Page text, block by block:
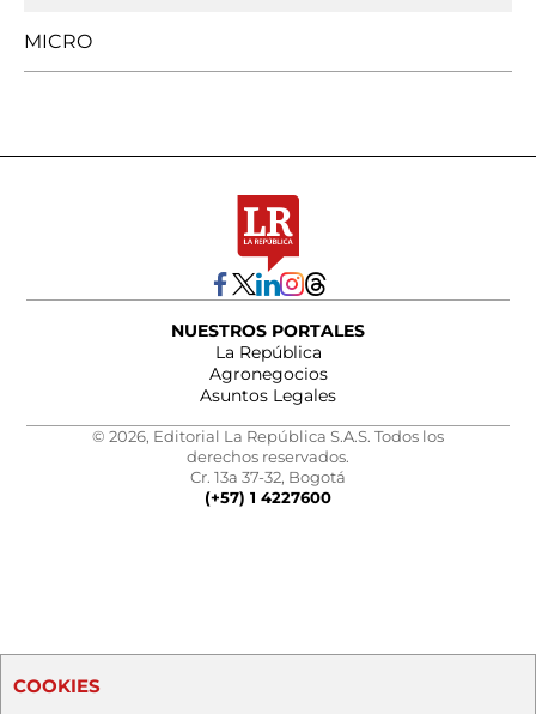
MICRO
NUESTROS PORTALES
La República
Agronegocios
Asuntos Legales
© 2026, Editorial La República S.A.S. Todos los
derechos reservados.
Cr. 13a 37-32, Bogotá
(+57) 1 4227600
COOKIES